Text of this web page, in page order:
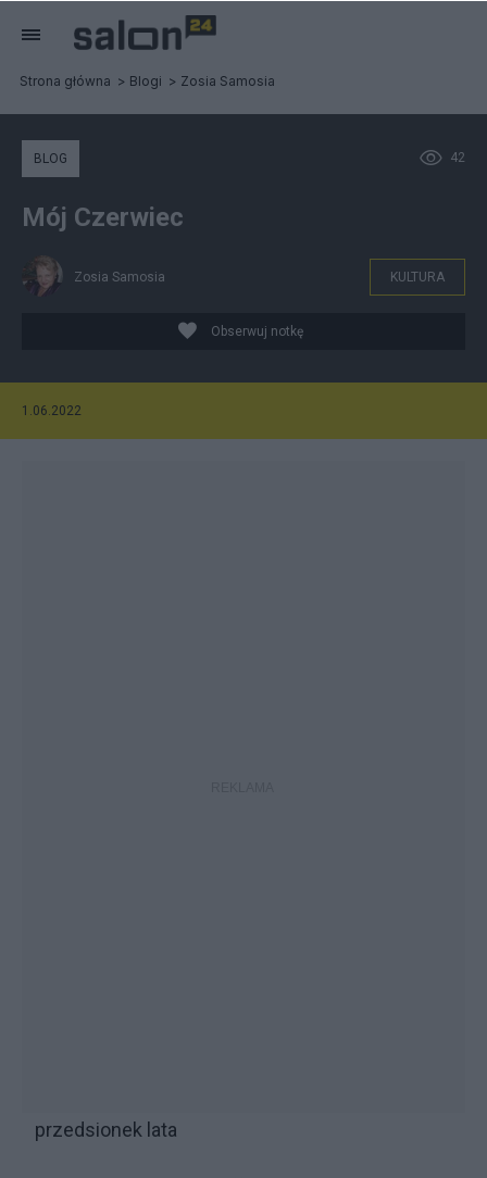
Strona główna Blogi Zosia Samosia
42
BLOG
Mój Czerwiec
Zosia Samosia KULTURA
Obserwuj notkę
1.06.2022
przedsionek lata